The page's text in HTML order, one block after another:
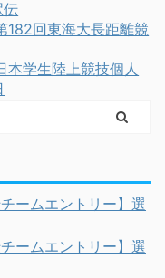
伝
182回東海大長距離競
本学生陸上競技個人
ームエントリー】選
ームエントリー】選